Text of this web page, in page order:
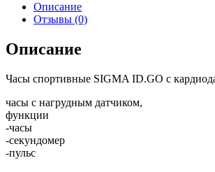
Описание
Отзывы (0)
Описание
Часы спортивные SIGMA ID.GO с
часы с нагрудным датчиком,
функции
-часы
-секундомер
-пульс